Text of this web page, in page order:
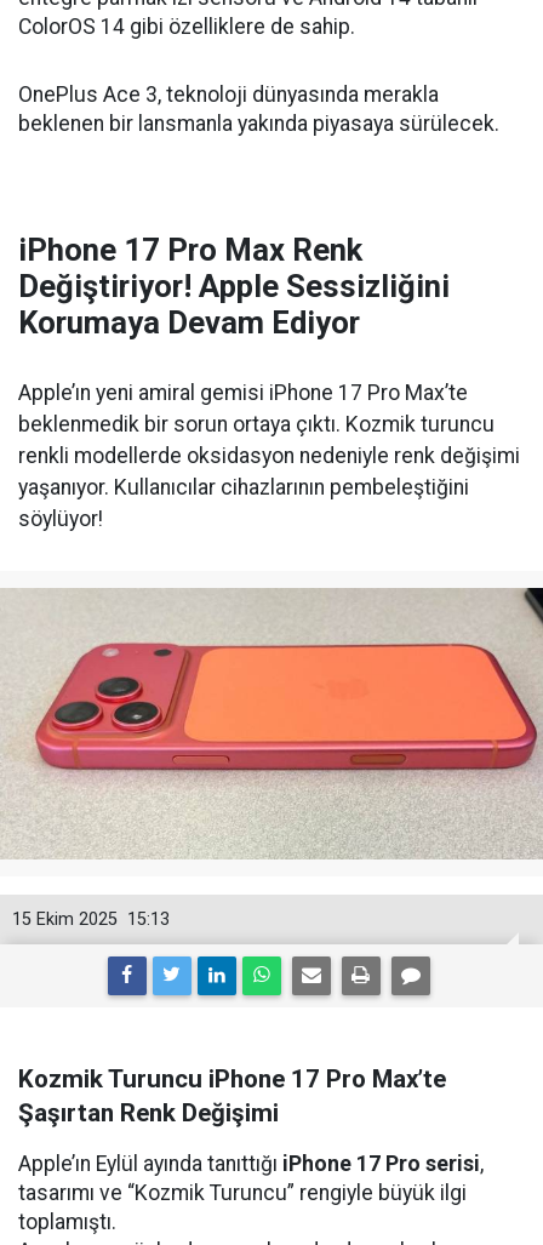
ColorOS 14 gibi özelliklere de sahip.
OnePlus Ace 3, teknoloji dünyasında merakla
beklenen bir lansmanla yakında piyasaya sürülecek.
iPhone 17 Pro Max Renk
Değiştiriyor! Apple Sessizliğini
Korumaya Devam Ediyor
Apple’ın yeni amiral gemisi iPhone 17 Pro Max’te
beklenmedik bir sorun ortaya çıktı. Kozmik turuncu
renkli modellerde oksidasyon nedeniyle renk değişimi
yaşanıyor. Kullanıcılar cihazlarının pembeleştiğini
söylüyor!
15:13
15 Ekim 2025
Kozmik Turuncu iPhone 17 Pro Max’te
Şaşırtan Renk Değişimi
Apple’ın Eylül ayında tanıttığı iPhone 17 Pro serisi,
tasarımı ve “Kozmik Turuncu” rengiyle büyük ilgi
toplamıştı.